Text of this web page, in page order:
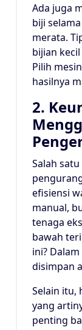
Ada juga
biji
merata.
bijian
Pilih
hasilnya
2.
Salah
efisiensi
manual,
tenaga
bawah
ini?
disimpan
Selain itu,
yang
penting